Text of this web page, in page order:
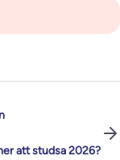
att studsa 2026?